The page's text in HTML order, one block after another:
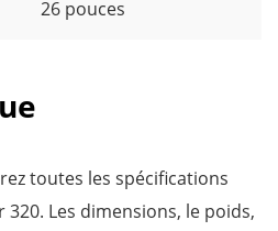
26 pouces
toutes les spécifications
Les dimensions, le poids,